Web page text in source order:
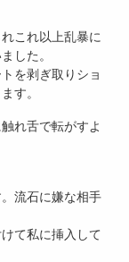
これ以上乱暴に
した。
を剥ぎ取りショ
す。
れ舌で転がすよ
流石に嫌な相手
て私に挿入して